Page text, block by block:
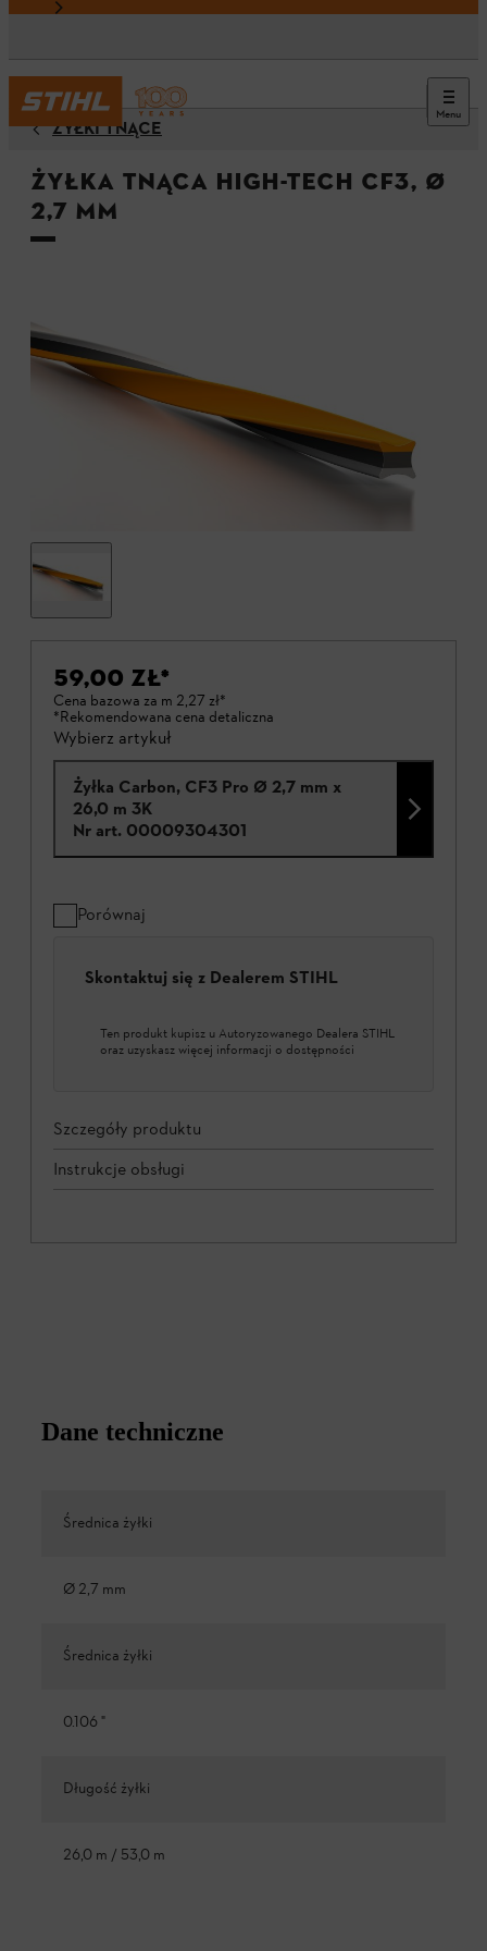
Menu
ŻYŁKI TNĄCE
Żyłka tnąca High-Tech CF3, Ø
2,7 mm
59,00 ZŁ*
Cena bazowa za m 2,27 zł*
*Rekomendowana cena detaliczna
Wybierz artykuł
Żyłka Carbon, CF3 Pro Ø 2,7 mm x
26,0 m 3K
Nr art. 00009304301
Porównaj
Skontaktuj się z Dealerem STIHL
Ten produkt kupisz u Autoryzowanego Dealera STIHL
oraz uzyskasz więcej informacji o dostępności
Szczegóły produktu
Instrukcje obsługi
Dane techniczne
Średnica żyłki
Ø 2,7 mm
Średnica żyłki
0.106 "
Długość żyłki
26,0 m / 53,0 m